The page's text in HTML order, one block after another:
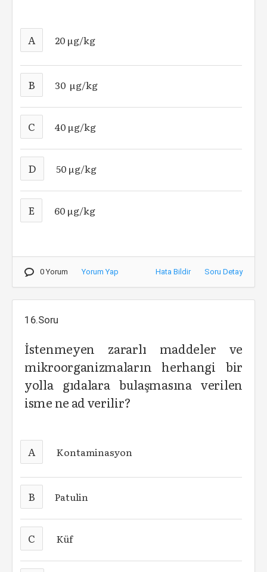
A 20 µg/kg
B 30 µg/kg
C 40 µg/kg
D 50 µg/kg
E 60 µg/kg
0 Yorum Yorum Yap Hata Bildir Soru Detay
16.Soru
İstenmeyen zararlı maddeler ve
mikroorganizmaların herhangi bir
yolla gıdalara bulaşmasına verilen
isme ne ad verilir?
A Kontaminasyon
B Patulin
C Küf